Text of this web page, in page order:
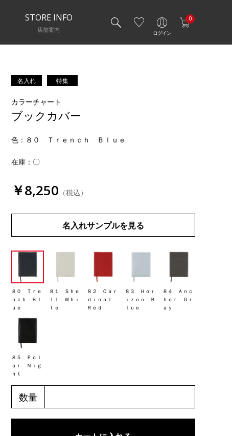
ログイン
0
STORE INFO
店舗案内
名入れ 特集
カラーチャート
ブックカバー
色 ：８０ Ｔｒｅｎｃｈ Ｂｌｕｅ
在庫：〇
￥8,250 （税込）
名入れサンプルを見る
８０ Ｔｒｅ
ｎｃｈ Ｂｌ
ｕｅ
８１ Ｓｈｅ
ｌｌ Ｗｈｉ
ｔｅ
８２ Ｃａｒ
ｄｉｎａｌ
Ｒｅｄ
８３ Ｈｏｒ
ｉｚｏｎ Ｂ
ｌｕｅ
８４ Ａｎｃ
ｈｏｒ Ｇｒ
ａｙ
８５ Ｐｏｌ
ａｒ Ｎｉｇ
ｈｔ
数量